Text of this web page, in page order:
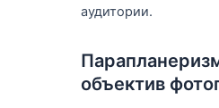
аудитории.
объектив